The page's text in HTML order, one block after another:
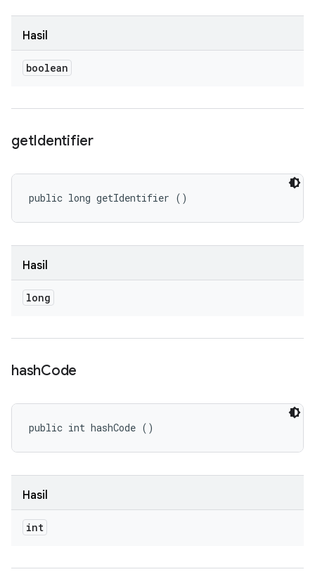
Hasil
boolean
getIdentifier
public long getIdentifier ()
Hasil
long
hashCode
public int hashCode ()
Hasil
int